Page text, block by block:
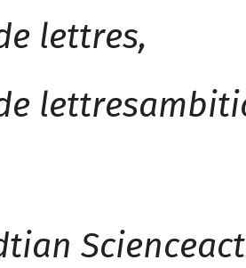
lettres,
lettres
Science